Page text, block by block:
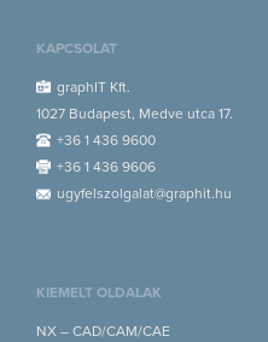
KAPCSOLAT
graphIT Kft.
1027 Budapest, Medve utca 17.
+36 1 436 9600
+36 1 436 9606
ugyfelszolgalat@graphit.hu
KIEMELT OLDALAK
NX – CAD/CAM/CAE